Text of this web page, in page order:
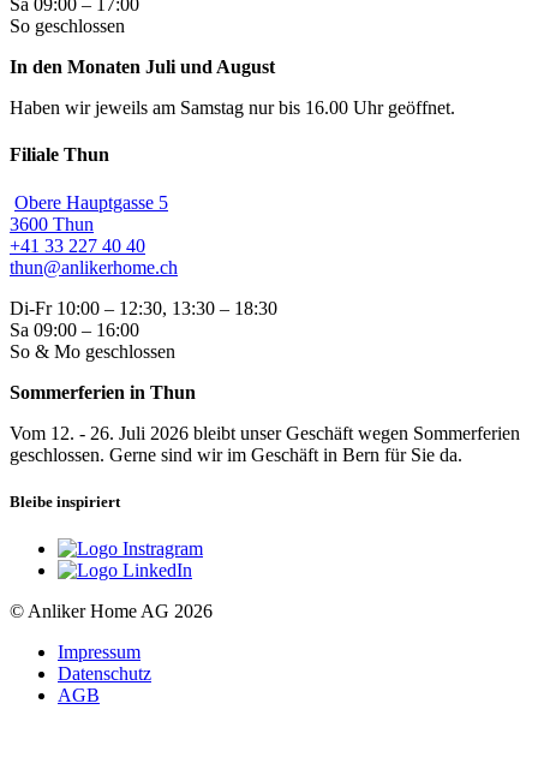
Sa 09:00 – 17:00
So geschlossen
In den Monaten Juli und August
Haben wir jeweils am Samstag nur bis 16.00 Uhr geöffnet.
Filiale Thun
Obere Hauptgasse 5
3600 Thun
+41 33 227 40 40
thun@anlikerhome.ch
Di-Fr 10:00 – 12:30, 13:30 – 18:30
Sa 09:00 – 16:00
So & Mo geschlossen
Sommerferien in Thun
Vom 12. - 26. Juli 2026 bleibt unser Geschäft wegen Sommerferien
geschlossen. Gerne sind wir im Geschäft in Bern für Sie da.
Bleibe inspiriert
© Anliker Home AG 2026
Impressum
Datenschutz
AGB